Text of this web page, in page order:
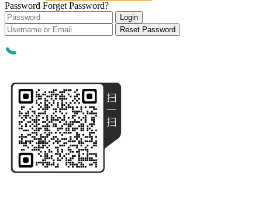
Password Forget Password?
Login
Reset Password